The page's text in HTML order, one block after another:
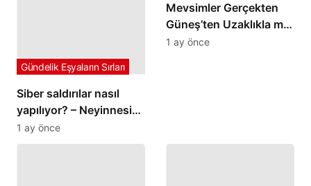
Siber saldırılar nasıl
yapılıyor? – Neyinnesi
yanıt arıyor
Gündelik Eşyaların Sırları
1 ay önce
Mevsimler Gerçekten
Güneş’ten Uzaklıkla mı
İlgili? – Neyinnesi
1 ay önce